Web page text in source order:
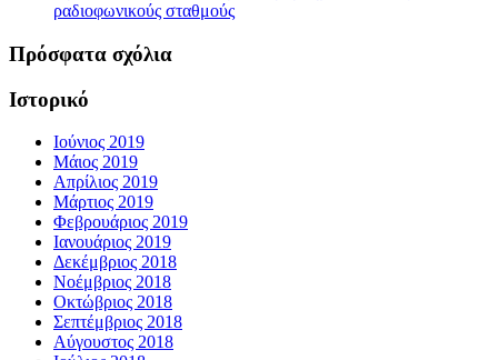
ραδιοφωνικούς σταθμούς
Πρόσφατα σχόλια
Ιστορικό
Ιούνιος 2019
Μάιος 2019
Απρίλιος 2019
Μάρτιος 2019
Φεβρουάριος 2019
Ιανουάριος 2019
Δεκέμβριος 2018
Νοέμβριος 2018
Οκτώβριος 2018
Σεπτέμβριος 2018
Αύγουστος 2018